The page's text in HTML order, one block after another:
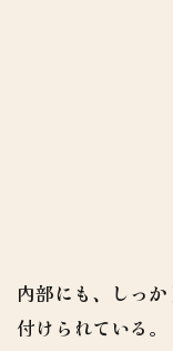
内部にも、しっ
付けられている。